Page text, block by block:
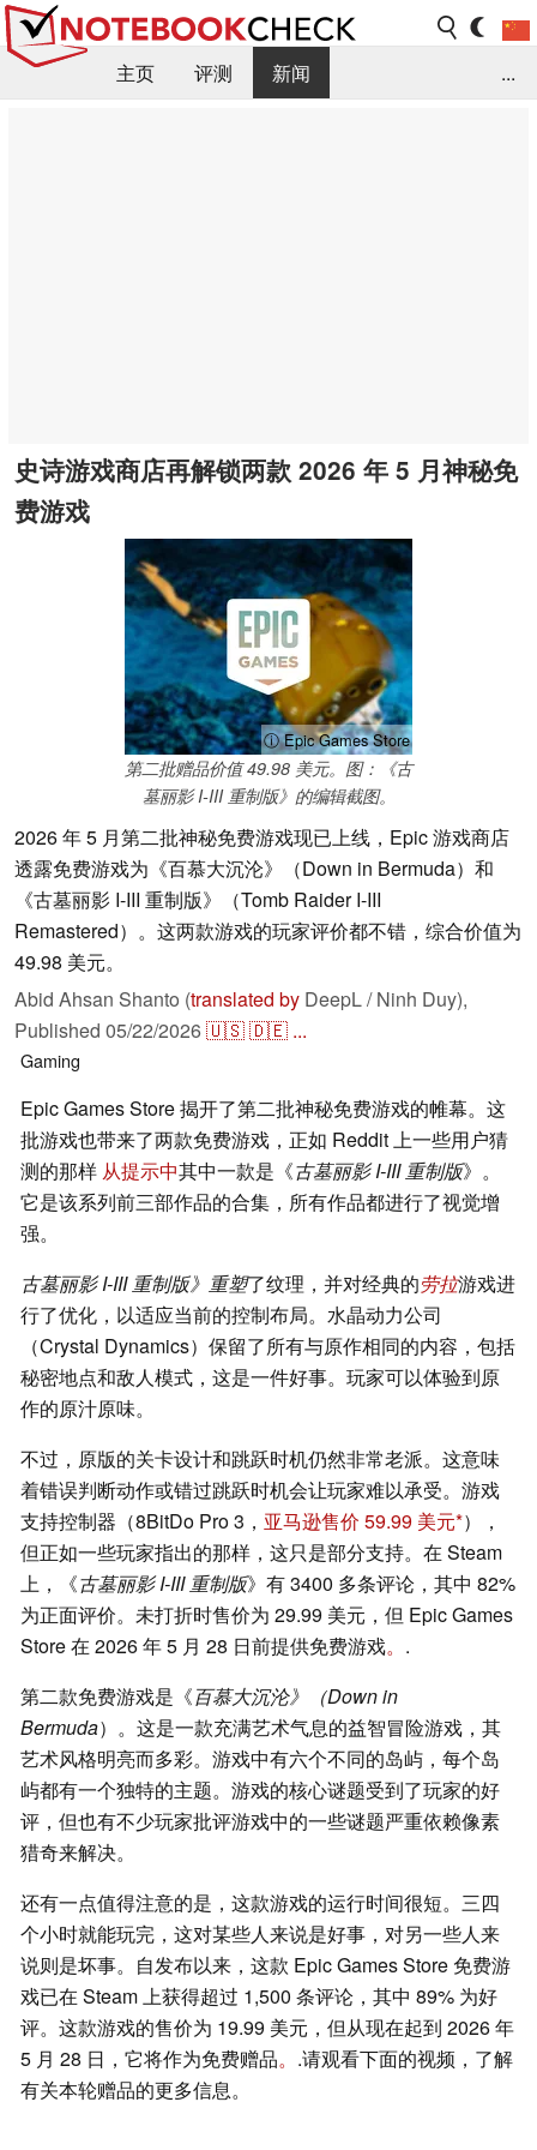
主页 评测
新闻
...
史诗游戏商店再解锁两款 2026 年 5 月神秘免
费游戏
ⓘ Epic Games Store
第二批赠品价值 49.98 美元。图：《古
墓丽影 I-III 重制版》的编辑截图。
2026 年 5 月第二批神秘免费游戏现已上线，Epic 游戏商店
透露免费游戏为《百慕大沉沦》（Down in Bermuda）和
《古墓丽影 I-III 重制版》（Tomb Raider I-III
Remastered）。这两款游戏的玩家评价都不错，综合价值为
49.98 美元。
Abid Ahsan Shanto (translated by DeepL / Ninh Duy),
Published 05/22/2026🇺🇸🇩🇪 ...
Gaming
Epic Games Store 揭开了第二批神秘免费游戏的帷幕。这
批游戏也带来了两款免费游戏，正如 Reddit 上一些用户猜
测的那样 从提示中其中一款是《古墓丽影 I-III 重制版》。
它是该系列前三部作品的合集，所有作品都进行了视觉增
强。
古墓丽影 I-III 重制版》重塑了纹理，并对经典的劳拉游戏进
行了优化，以适应当前的控制布局。水晶动力公司
（Crystal Dynamics）保留了所有与原作相同的内容，包括
秘密地点和敌人模式，这是一件好事。玩家可以体验到原
作的原汁原味。
不过，原版的关卡设计和跳跃时机仍然非常老派。这意味
着错误判断动作或错过跳跃时机会让玩家难以承受。游戏
支持控制器（8BitDo Pro 3， 亚马逊售价 59.99 美元 ），
但正如一些玩家指出的那样，这只是部分支持。在 Steam
上，《古墓丽影 I-III 重制版》有 3400 多条评论，其中 82%
为正面评价。未打折时售价为 29.99 美元，但 Epic Games
Store 在 2026 年 5 月 28 日前提供免费游戏。 .
第二款免费游戏是《百慕大沉沦》（Down in
Bermuda）。这是一款充满艺术气息的益智冒险游戏，其
艺术风格明亮而多彩。游戏中有六个不同的岛屿，每个岛
屿都有一个独特的主题。游戏的核心谜题受到了玩家的好
评，但也有不少玩家批评游戏中的一些谜题严重依赖像素
猎奇来解决。
还有一点值得注意的是，这款游戏的运行时间很短。三四
个小时就能玩完，这对某些人来说是好事，对另一些人来
说则是坏事。自发布以来，这款 Epic Games Store 免费游
戏已在 Steam 上获得超过 1,500 条评论，其中 89% 为好
评。这款游戏的售价为 19.99 美元，但从现在起到 2026 年
5 月 28 日，它将作为免费赠品。 .请观看下面的视频，了解
有关本轮赠品的更多信息。